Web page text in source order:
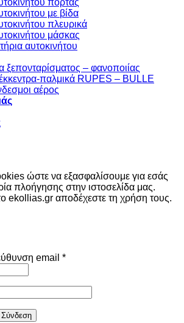
πόρτας
με βίδα
πλευρικά
μάσκας
αυτοκινήτου
ξεπονταρίσματος – φανοποιίας
έκκεντρα-παλμικά RUPES – BULLE
αέρος
ώστε να εξασφαλίσουμε για εσάς
πλοήγησης στην ιστοσελίδα μας.
ekollias.gr αποδέχεστε τη χρήση τους.
email *
Σύνδεση